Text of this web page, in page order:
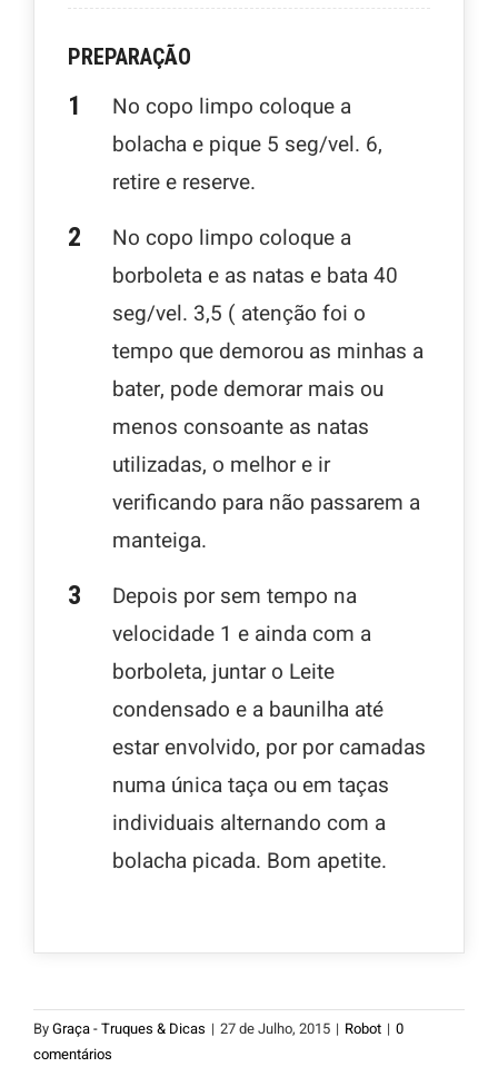
PREPARAÇÃO
No copo limpo coloque a
bolacha e pique 5 seg/vel. 6,
retire e reserve.
No copo limpo coloque a
borboleta e as natas e bata 40
seg/vel. 3,5 ( atenção foi o
tempo que demorou as minhas a
bater, pode demorar mais ou
menos consoante as natas
utilizadas, o melhor e ir
verificando para não passarem a
manteiga.
Depois por sem tempo na
velocidade 1 e ainda com a
borboleta, juntar o Leite
condensado e a baunilha até
estar envolvido, por por camadas
numa única taça ou em taças
individuais alternando com a
bolacha picada. Bom apetite.
ByGraça - Truques & Dicas | 27 de Julho, 2015 | Robot | 0
comentários